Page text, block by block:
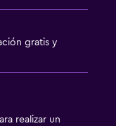
gratis y
realizar un